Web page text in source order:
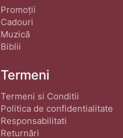
Promoții
Cadouri
Muzică
Biblii
Termeni
Termeni si Conditii
Politica de confidentialitate
Responsabilitati
Returnări